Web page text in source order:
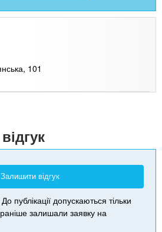
101
Залишити відгук
До публікації допускаються тільки
раніше залишали заявку на